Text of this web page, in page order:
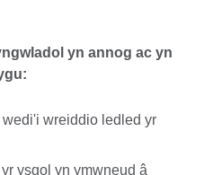
yn annog ac yn
wreiddio ledled yr
ysgol yn ymwneud â